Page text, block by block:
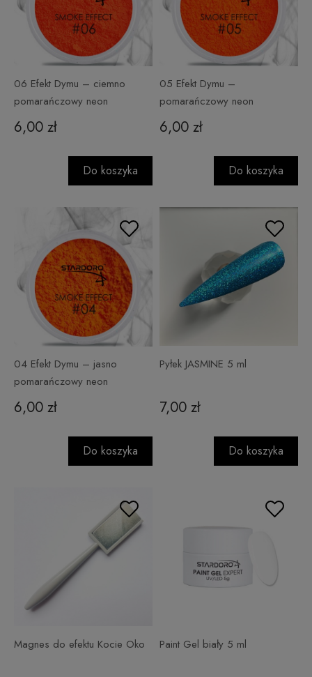
06 Efekt Dymu – ciemno
pomarańczowy neon
6,00 zł
Do koszyka
05 Efekt Dymu –
pomarańczowy neon
6,00 zł
Do koszyka
04 Efekt Dymu – jasno
pomarańczowy neon
6,00 zł
Do koszyka
Pyłek JASMINE 5 ml
7,00 zł
Do koszyka
Magnes do efektu Kocie Oko Paint Gel biały 5 ml